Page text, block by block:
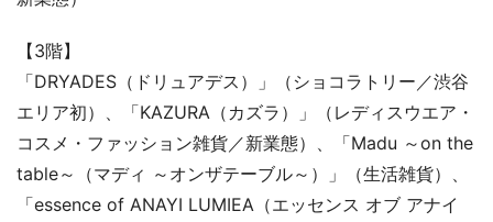
【3階】
「DRYADES（ドリュアデス）」（ショコラトリー／渋谷
エリア初）、「KAZURA（カズラ）」（レディスウエア・
コスメ・ファッション雑貨／新業態）、「Madu ～on the
table～（マディ ～オンザテーブル～）」（生活雑貨）、
「essence of ANAYI LUMIEA（エッセンス オブ アナイ